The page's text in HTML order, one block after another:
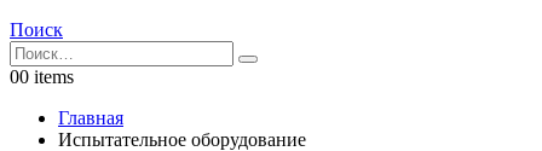
Поиск
00 items
Главная
Испытательное оборудование